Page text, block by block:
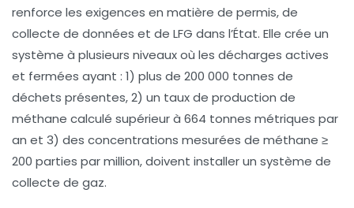
renforce les exigences en matière de permis, de
collecte de données et de LFG dans l’État. Elle crée un
système à plusieurs niveaux où les décharges actives
et fermées ayant : 1) plus de 200 000 tonnes de
déchets présentes, 2) un taux de production de
méthane calculé supérieur à 664 tonnes métriques par
an et 3) des concentrations mesurées de méthane ≥
200 parties par million, doivent installer un système de
collecte de gaz.